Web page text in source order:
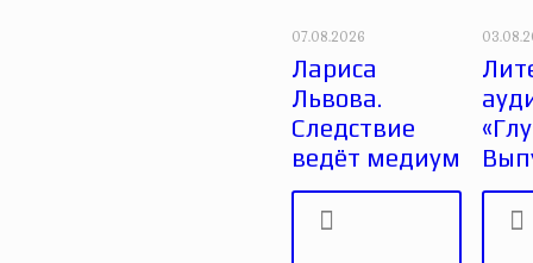
07.08.2026
Лариса
Львова.
Следствие
ведёт медиум